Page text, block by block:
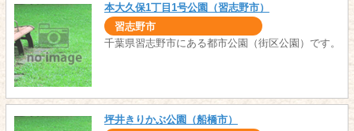
本大久保1丁目1号公園（習志野市）
習志野市
千葉県習志野市にある都市公園（街区公園）です。
坪井きりかぶ公園（船橋市）